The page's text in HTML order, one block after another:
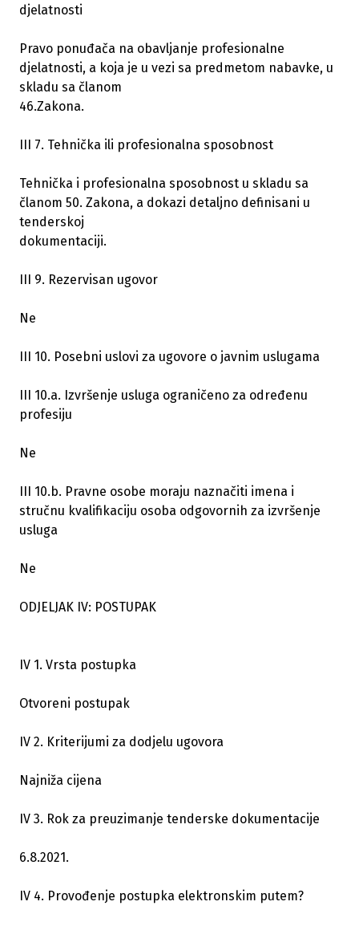
djelatnosti
Pravo ponuđača na obavljanje profesionalne
djelatnosti, a koja je u vezi sa predmetom nabavke, u
skladu sa članom
46.Zakona.
III 7. Tehnička ili profesionalna sposobnost
Tehnička i profesionalna sposobnost u skladu sa
članom 50. Zakona, a dokazi detaljno definisani u
tenderskoj
dokumentaciji.
III 9. Rezervisan ugovor
Ne
III 10. Posebni uslovi za ugovore o javnim uslugama
III 10.a. Izvršenje usluga ograničeno za određenu
profesiju
Ne
III 10.b. Pravne osobe moraju naznačiti imena i
stručnu kvalifikaciju osoba odgovornih za izvršenje
usluga
Ne
ODJELJAK IV: POSTUPAK
IV 1. Vrsta postupka
Otvoreni postupak
IV 2. Kriterijumi za dodjelu ugovora
Najniža cijena
IV 3. Rok za preuzimanje tenderske dokumentacije
6.8.2021.
IV 4. Provođenje postupka elektronskim putem?